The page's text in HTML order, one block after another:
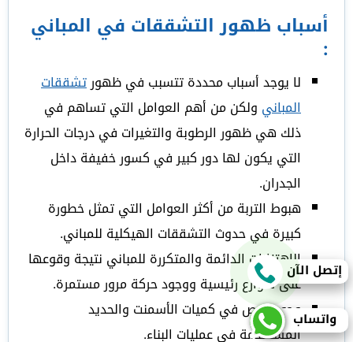
أسباب ظھور التشققات في المباني
:
لا يوجد أسباب محددة تتسبب في ظهورتشققات
المباني ولكن من أهم العوامل التي تساهم في
ذلك هي ظهور الرطوبة والتغيرات في درجات الحرارة
التي يكون لها دور كبير في كسور خفيفة داخل
الجدران.
هبوط التربة من أكثر العوامل التي تمثل خطورة
كبيرة في حدوث التشققات الهيكلية للمباني.
الاهتزازات الدائمة والمتكررة للمباني نتيجة وقوعها
على شوارع رئيسية ووجود حركة مرور مستمرة.
وجود نقص في كميات الأسمنت والحديد
المستخدمة في عمليات البناء.
إتصل الآن
واتساب